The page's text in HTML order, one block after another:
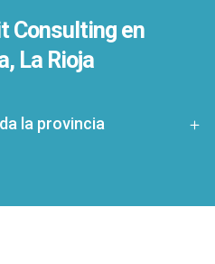
Consulting en
La Rioja
la provincia